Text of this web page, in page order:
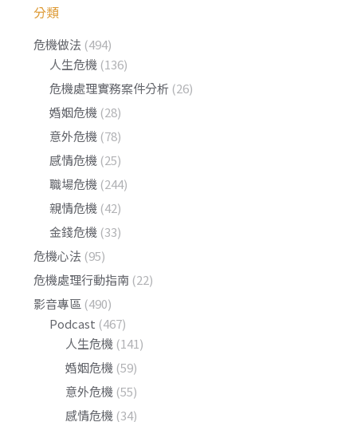
分類
危機做法 (494)
人生危機 (136)
危機處理實務案件分析 (26)
婚姻危機 (28)
意外危機 (78)
感情危機 (25)
職場危機 (244)
親情危機 (42)
金錢危機 (33)
危機心法 (95)
危機處理行動指南 (22)
影音專區 (490)
Podcast (467)
人生危機 (141)
婚姻危機 (59)
意外危機 (55)
感情危機 (34)